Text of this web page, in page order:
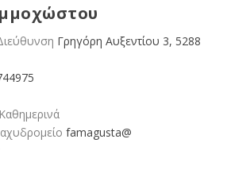
Γρηγόρη Αυξεντίου 3, 5288
famagusta@